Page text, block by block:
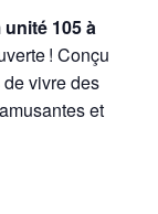
105 à
! Conçu
vivre des
et